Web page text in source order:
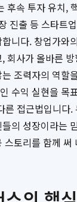
후속 투자 유치,
진출 등 스타트
니다. 창업가와
회사가 올바른
조력자의 역할
수익 실현을 목
른 접근법입니다.
의 성장이라는
스토리를 함께 써